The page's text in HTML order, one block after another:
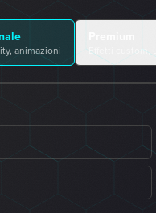
animazioni Effetti custom,